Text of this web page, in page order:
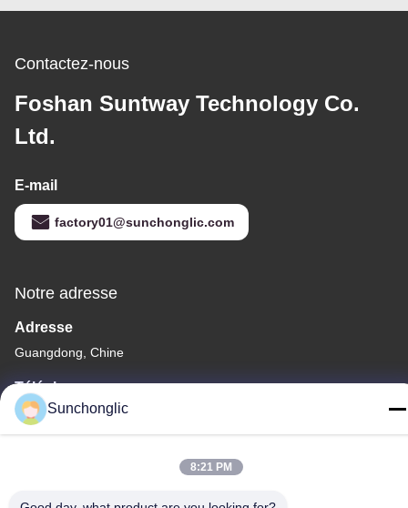
batteries automobiles
Contactez-nous
Foshan Suntway Technology Co.
Ltd.
E-mail
factory01@sunchonglic.com
Notre adresse
Adresse
Guangdong, Chine
Téléphone
86--13711271181
Sunchonglic
8:21 PM